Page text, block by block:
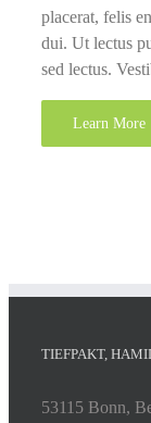
placerat, felis
dui. Ut lectus
sed lectus.
Learn More
TIEFPAKT,
53115 Bonn,